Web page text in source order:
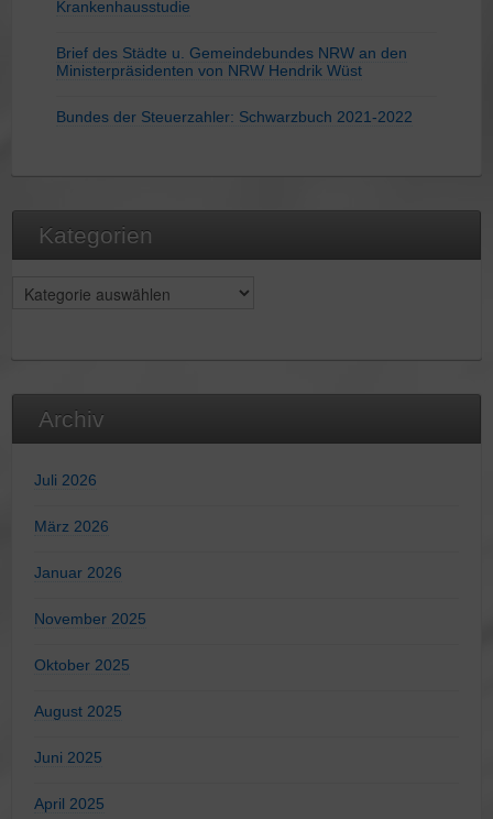
Krankenhausstudie
Brief des Städte u. Gemeindebundes NRW an den
Ministerpräsidenten von NRW Hendrik Wüst
Bundes der Steuerzahler: Schwarzbuch 2021-2022
Kategorien
Kategorien
Archiv
Juli 2026
März 2026
Januar 2026
November 2025
Oktober 2025
August 2025
Juni 2025
April 2025